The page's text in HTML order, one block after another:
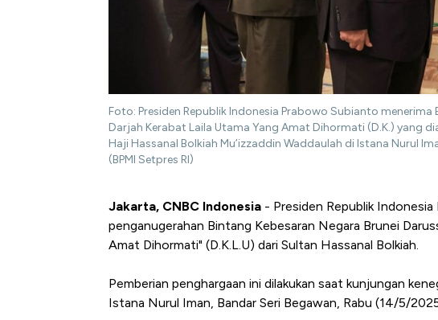
Foto: Presiden Republik Indonesia Prabowo Subianto
Darjah Kerabat Laila Utama Yang Amat Dihormati (D.K.) yang
Haji Hassanal Bolkiah Mu’izzaddin Waddaulah di Istana Nurul
(BPMI Setpres RI)
Jakarta, CNBC Indonesia - Presiden Republik
penganugerahan Bintang Kebesaran Negara Brunei
Amat Dihormati" (D.K.L.U) dari Sultan Hassanal Bolkiah.
Pemberian penghargaan ini dilakukan saat kunjungan
Istana Nurul Iman, Bandar Seri Begawan, Rabu (14/5/